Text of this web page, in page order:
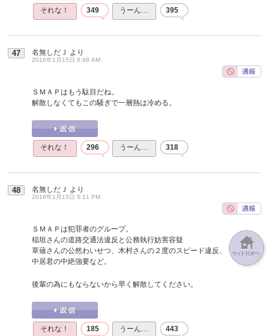
それな！ 349 うーん… 395
47 名無しだＪ より
2016年1月15日 8:48 AM
ＳＭＡＰはもう駄目だね。
解散しなくてもこの騒ぎで一層熱は冷める。
それな！ 296 うーん… 318
48 名無しだＪ より
2016年1月15日 5:11 PM
ＳＭＡＰは犯罪者のグループ。
稲垣さんの道路交通法違反と公務執行妨害容疑
草薙さんの公然わいせつ、木村さんの２度のスピード違反、
中居君の中絶強要など。
後輩の為にもならないから早く解散してください。
それな！ 185 うーん… 443